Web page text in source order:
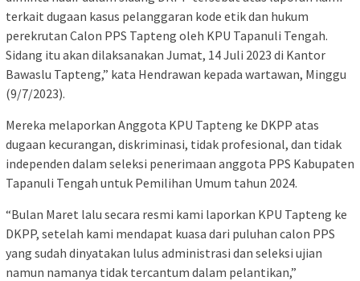
terkait dugaan kasus pelanggaran kode etik dan hukum
perekrutan Calon PPS Tapteng oleh KPU Tapanuli Tengah.
Sidang itu akan dilaksanakan Jumat, 14 Juli 2023 di Kantor
Bawaslu Tapteng,” kata Hendrawan kepada wartawan, Minggu
(9/7/2023).
Mereka melaporkan Anggota KPU Tapteng ke DKPP atas
dugaan kecurangan, diskriminasi, tidak profesional, dan tidak
independen dalam seleksi penerimaan anggota PPS Kabupaten
Tapanuli Tengah untuk Pemilihan Umum tahun 2024.
“Bulan Maret lalu secara resmi kami laporkan KPU Tapteng ke
DKPP, setelah kami mendapat kuasa dari puluhan calon PPS
yang sudah dinyatakan lulus administrasi dan seleksi ujian
namun namanya tidak tercantum dalam pelantikan,”